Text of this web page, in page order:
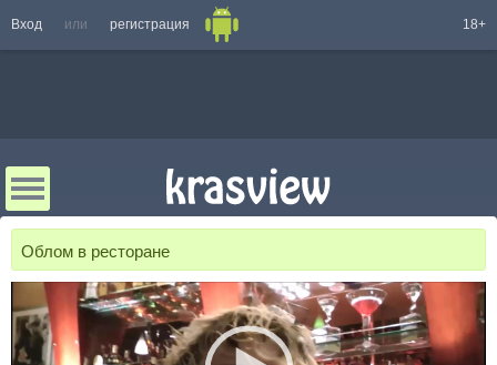
Вход или регистрация 18+
Облом в ресторане